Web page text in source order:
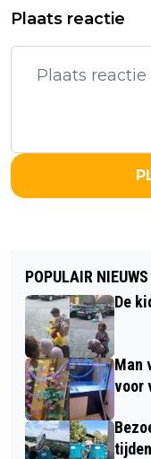
Plaats reactie
POPULAIR NIEUWS
De
Man
voor